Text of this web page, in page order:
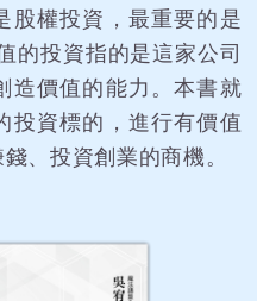
股權投資，最重要的是
的投資指的是這家公司
造價值的能力。本書就
投資標的，進行有價值
、投資創業的商機。